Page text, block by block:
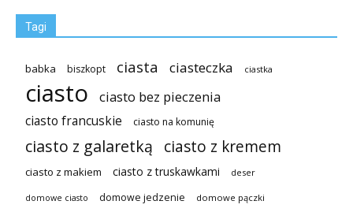
Tagi
babka biszkopt ciasta ciasteczka ciastka
ciasto ciasto bez pieczenia
ciasto francuskie ciasto na komunię
ciasto z galaretką ciasto z kremem
ciasto z makiem ciasto z truskawkami deser
domowe ciasto domowe jedzenie domowe pączki